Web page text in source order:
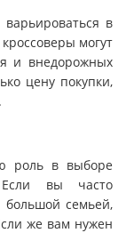
в
могут
и внедорожных
цену покупки,
роль в выборе
вы часто
большой семьей,
же вам нужен